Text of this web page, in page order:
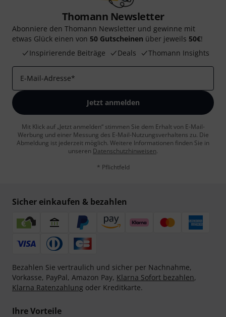
Thomann Newsletter
Abonniere den Thomann Newsletter und gewinne mit
etwas Glück einen von 50 Gutscheinen über jeweils 50€!
Inspirierende Beiträge
Deals Thomann Insights
E-Mail-Adresse*
Jetzt anmelden
Mit Klick auf „Jetzt anmelden“ stimmen Sie dem Erhalt von E-Mail-
Werbung und einer Messung des E-Mail-Nutzungsverhaltens zu. Die
Abmeldung ist jederzeit möglich. Weitere Informationen finden Sie in
unseren Datenschutzhinweisen.
* Pflichtfeld
Sicher einkaufen & bezahlen
Bezahlen Sie vertraulich und sicher per Nachnahme,
Vorkasse, PayPal, Amazon Pay, Klarna Sofort bezahlen,
Klarna Ratenzahlung oder Kreditkarte.
Ihre Vorteile